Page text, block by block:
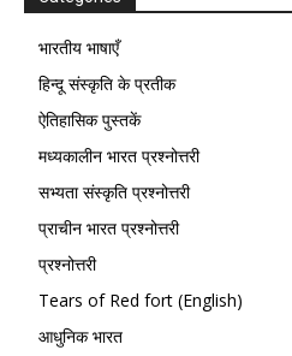
भारतीय भाषाएँ
हिन्दू संस्कृति के प्रतीक
ऐतिहासिक पुस्तकें
मध्यकालीन भारत प्रश्नोत्तरी
सभ्यता संस्कृति प्रश्नोत्तरी
प्राचीन भारत प्रश्नोत्तरी
प्रश्नोत्तरी
Tears of Red fort (English)
आधुनिक भारत